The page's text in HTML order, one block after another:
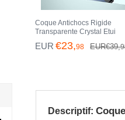
Coque Antichocs Rigide
Transparente Crystal Etui
Housse Degrade QC1 pour
Apple iPhone 13 Pro Max
EUR €23,98 EUR€39,
Descriptif: